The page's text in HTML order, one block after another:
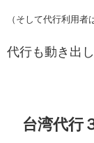
（そして代行利用者
代行も動き出
台湾代行